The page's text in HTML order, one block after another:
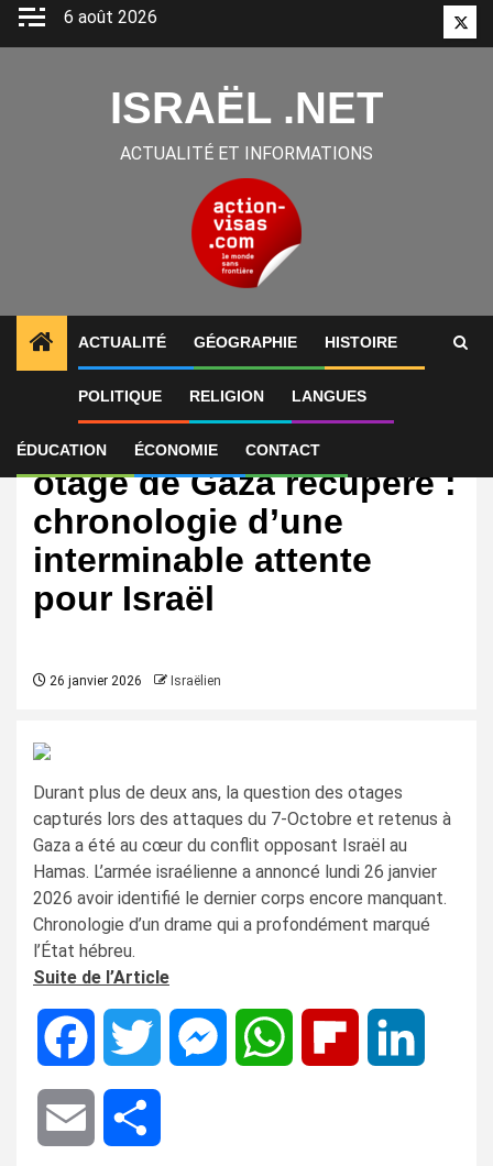
Aller
6 août 2026
ISRAËL .NET
ACTUALITÉ ET INFORMATIONS
ACTUALITÉ GÉOGRAPHIE HISTOIRE
POLITIQUE RELIGION LANGUES
ÉDUCATION ÉCONOMIE CONTACT
International
Le corps du dernier
otage de Gaza récupéré :
chronologie d’une
interminable attente
pour Israël
26 janvier 2026 Israëlien
Durant plus de deux ans, la question des otages
capturés lors des attaques du 7-Octobre et retenus à
Gaza a été au cœur du conflit opposant Israël au
Hamas. L’armée israélienne a annoncé lundi 26 janvier
2026 avoir identifié le dernier corps encore manquant.
Chronologie d’un drame qui a profondément marqué
l’État hébreu.
Suite de l’Article
Facebook Twitter MessengerWhatsApp Flipboard
Email